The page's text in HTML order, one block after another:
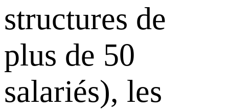
structures de
plus de 50
salariés), les